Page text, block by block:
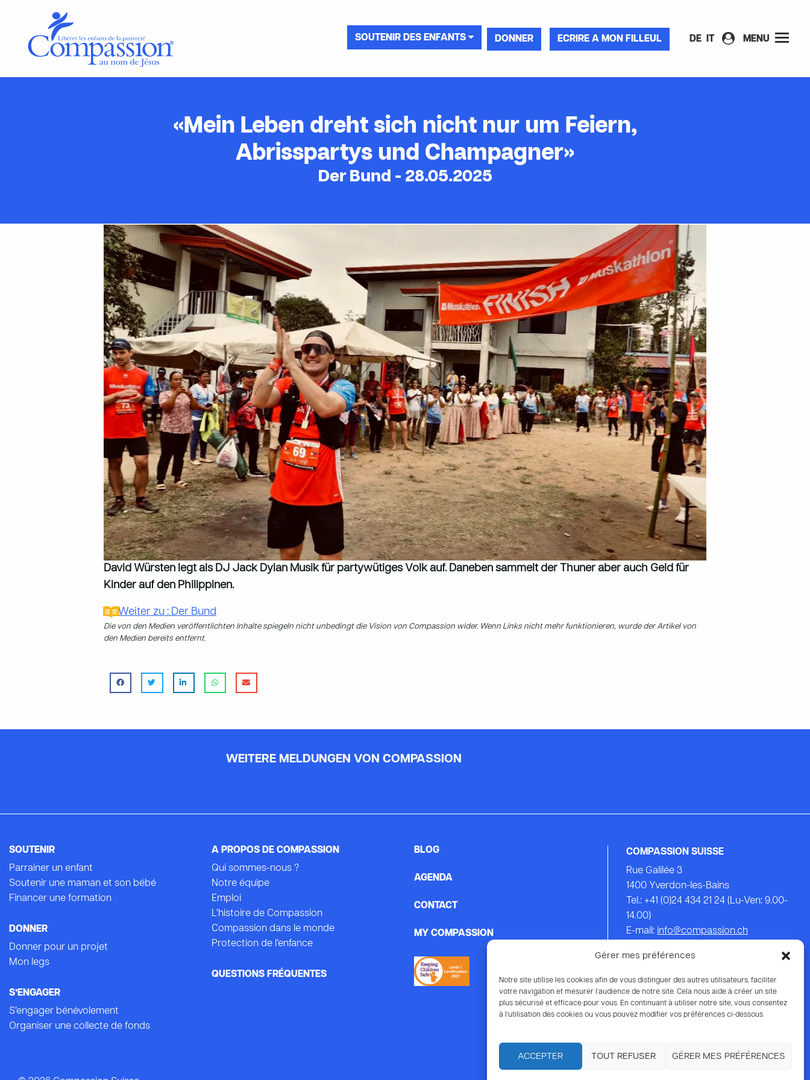
Gérer mes préférences
Notre site utilise les cookies afin de vous distinguer des autres utilisateurs, faciliter
votre navigation et mesurer l’audience de notre site. Cela nous aide à créer un site
plus sécurisé et efficace pour vous. En continuant à utiliser notre site, vous consentez
à l’utilisation des cookies ou vous pouvez modifier vos préférences ci-dessous.
ACCEPTER TOUT REFUSER GÉRER MES PRÉFÉRENCES
SOUTENIR DES ENFANTS DONNER ECRIRE A MON FILLEUL DE IT MENU
«Mein Leben dreht sich nicht nur um Feiern,
Abrisspartys und Champagner»
Der Bund - 28.05.2025
David Würsten legt als DJ Jack Dylan Musik für partywütiges Volk auf. Daneben sammelt der Thuner aber auch Geld für
Kinder auf den Philippinen.
Weiter zu : Der Bund
Die von den Medien veröffentlichten Inhalte spiegeln nicht unbedingt die Vision von Compassion wider. Wenn Links nicht mehr funktionieren, wurde der Artikel von
den Medien bereits entfernt.
WEITERE MELDUNGEN VON COMPASSION
SOUTENIR
Parrainer un enfant
Soutenir une maman et son bébé
Financer une formation
DONNER
Donner pour un projet
Mon legs
S’ENGAGER
S’engager bénévolement
Organiser une collecte de fonds
A PROPOS DE COMPASSION
Qui sommes-nous ?
Notre équipe
Emploi
L’histoire de Compassion
Compassion dans le monde
Protection de l’enfance
QUESTIONS FRÉQUENTES
BLOG
AGENDA
CONTACT
MY COMPASSION
COMPASSION SUISSE
Rue Galilée 3
1400 Yverdon-les-Bains
Tel.: +41 (0)24 434 21 24 (Lu-Ven: 9.00-
14.00)
E-mail: info@compassion.ch
Vos donsà Compassion sont
déductibles des impôts.